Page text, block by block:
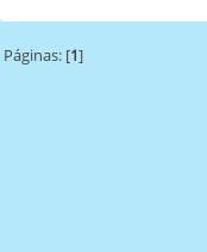
Páginas: [1]